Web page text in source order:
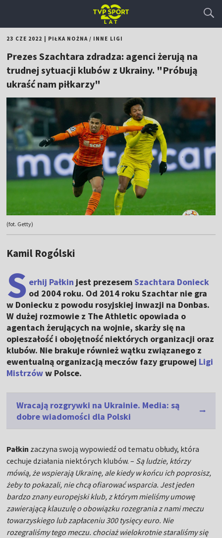
23 CZE 2022 PIŁKA NOŻNA/ INNE LIGI
Prezes Szachtara zdradza: agenci żerują na
trudnej sytuacji klubów z Ukrainy. "Próbują
ukraść nam piłkarzy"
(fot. Getty)
Kamil Rogólski
S erhij Pałkin jest prezesemSzachtara Donieck
od 2004 roku. Od 2014 roku Szachtar nie gra
w Doniecku z powodu rosyjskiej inwazji na Donbas.
W dużej rozmowie z The Athletic opowiada o
agentach żerujących na wojnie, skarży się na
opieszałość i obojętność niektórych organizacji oraz
klubów. Nie brakuje również wątku związanego z
ewentualną organizacją meczów fazy grupowej Ligi
Mistrzóww Polsce.
Wracają rozgrywki na Ukrainie. Media: są
dobre wiadomości dla Polski
Pałkin zaczyna swoją wypowiedź od tematu obłudy, która
cechuje działania niektórych klubów. – Są ludzie, którzy
mówią, że wspierają Ukrainę, ale kiedy w końcu ich poprosisz,
żeby to pokazali, nie chcą ofiarować wsparcia. Jest jeden
bardzo znany europejski klub, z którym mieliśmy umowę
zawierającą klauzulę o obowiązku rozegrania z nami meczu
towarzyskiego lub zapłaceniu 300 tysięcy euro. Nie
rozegraliśmy tego meczu. chociaż wielokrotnie staraliśmy się